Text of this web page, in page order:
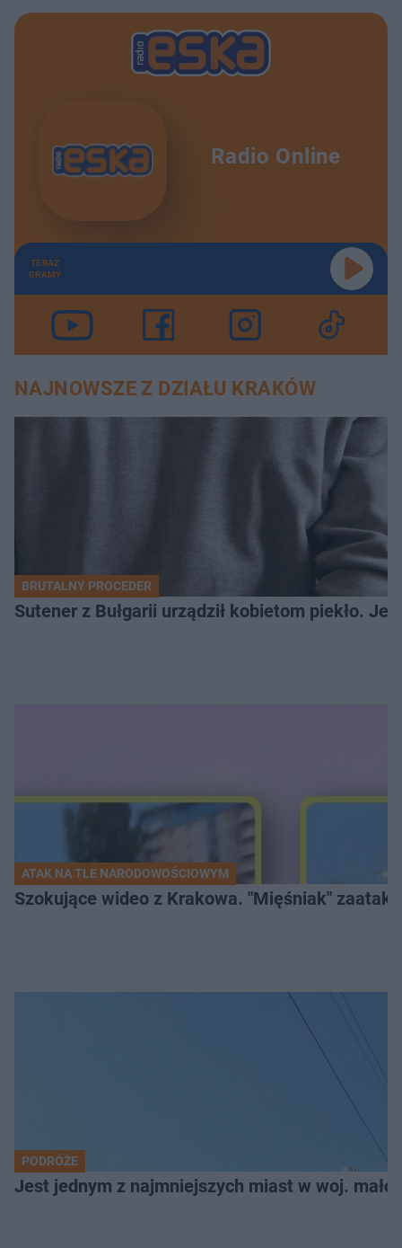
Radio Online
TERAZ
GRAMY
NAJNOWSZE Z DZIAŁU KRAKÓW
BRUTALNY PROCEDER
Sutener z Bułgarii urządził kobietom piekło.
ATAK NA TLE NARODOWOŚCIOWYM
Szokujące wideo z Krakowa. "Mięśniak"
PODRÓŻE
Jest jednym z najmniejszych miast w woj.